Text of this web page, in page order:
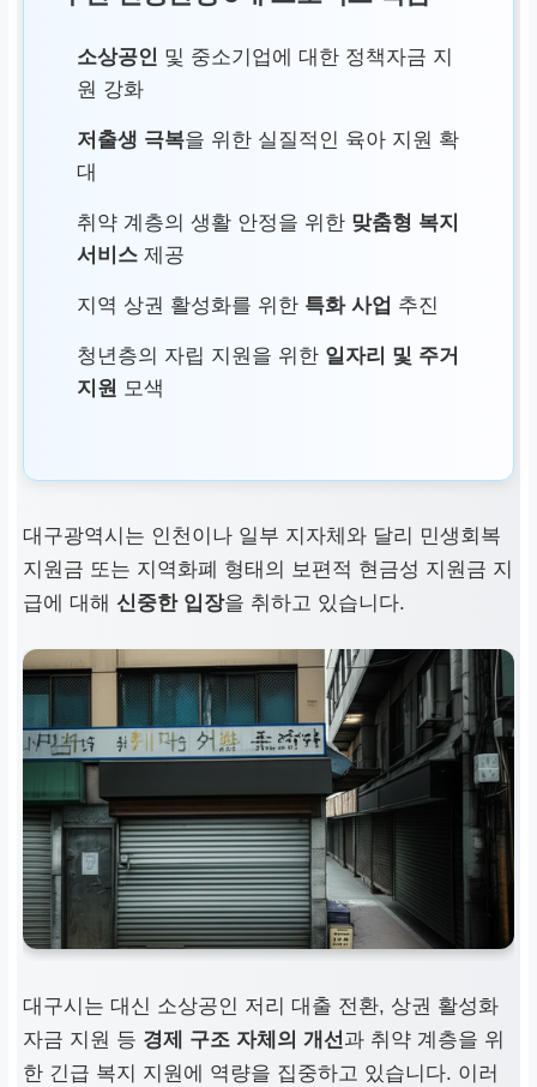
소상공인 및 중소기업에 대한 정책자금 지
원 강화
저출생 극복을 위한 실질적인 육아 지원 확
대
취약 계층의 생활 안정을 위한 맞춤형 복지
서비스제공
지역 상권 활성화를 위한 특화 사업 추진
청년층의 자립 지원을 위한 일자리 및 주거
지원 모색
대구광역시는 인천이나 일부 지자체와 달리
민생회복
지원금 또는 지역화폐
형태의 보편적 현금성 지원금 지
급에 대해 신중한 입장을 취하고 있습니다.
대구시는 대신 소상공인 저리 대출 전환, 상권 활성화
자금 지원 등 경제 구조 자체의 개선과 취약 계층을 위
한 긴급 복지 지원에 역량을 집중하고 있습니다. 이러